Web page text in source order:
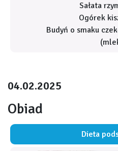
Sałata
Ogórek
Budyń o smaku
04.02.2025
Obiad
Dieta